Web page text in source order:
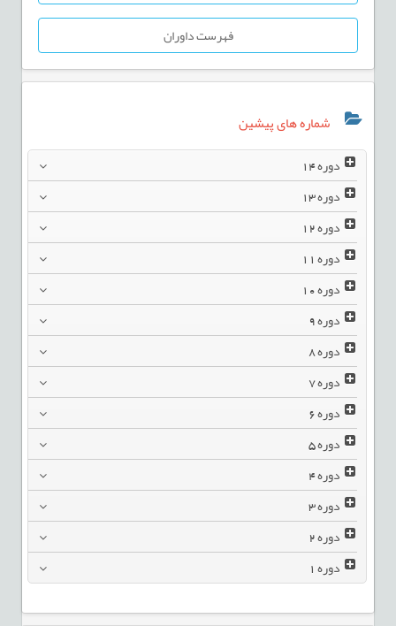
فهرست داوران
شماره های پیشین
دوره14
دوره13
دوره12
دوره11
دوره10
دوره9
دوره8
دوره7
دوره6
دوره5
دوره4
دوره3
دوره2
دوره1